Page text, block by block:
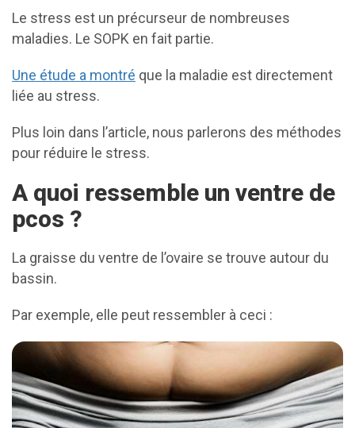
Le stress est un précurseur de nombreuses
maladies. Le SOPK en fait partie.
Une étude a montré que la maladie est directement
liée au stress.
Plus loin dans l’article, nous parlerons des méthodes
pour réduire le stress.
A quoi ressemble un ventre de
pcos ?
La graisse du ventre de l’ovaire se trouve autour du
bassin.
Par exemple, elle peut ressembler à ceci :